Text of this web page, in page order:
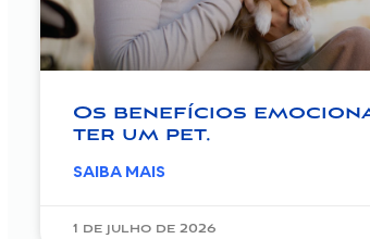
Os benefícios
ter um pet.
SAIBA MAIS
1 de julho de 2026